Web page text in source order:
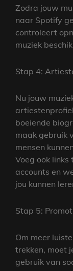
Zodra jouw
naar Spotify
controleert
muziek
Stap 4:
Nu jouw
boeiende
maak gebruik
mensen
Voeg ook
accounts en
jou kunnen
Stap 5:
Om meer
trekken, moet
gebruik van